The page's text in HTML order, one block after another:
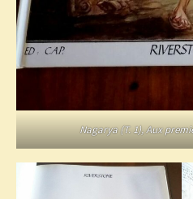
Nagarya (T. 1), Aux